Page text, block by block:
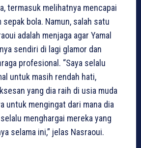
termasuk melihatnya mencapai
sepak bola. Namun, salah satu
adalah menjaga agar Yamal
sendiri di lagi glamor dan
profesional. “Saya selalu
untuk masih rendah hati,
yang dia raih di usia muda
untuk mengingat dari mana dia
menghargai mereka yang
selama ini,” jelas Nasraoui.